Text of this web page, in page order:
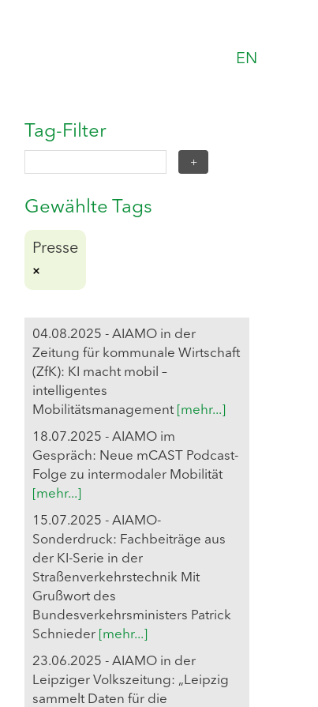
EN
Tag-Filter
Gewählte Tags
Presse
04.08.2025 - AIAMO in der
Zeitung für kommunale Wirtschaft
(ZfK): KI macht mobil –
intelligentes
Mobilitätsmanagement [mehr...]
18.07.2025 - AIAMO im
Gespräch: Neue mCAST Podcast-
Folge zu intermodaler Mobilität
[mehr...]
15.07.2025 - AIAMO-
Sonderdruck: Fachbeiträge aus
der KI-Serie in der
Straßenverkehrstechnik Mit
Grußwort des
Bundesverkehrsministers Patrick
Schnieder [mehr...]
23.06.2025 - AIAMO in der
Leipziger Volkszeitung: „Leipzig
sammelt Daten für die